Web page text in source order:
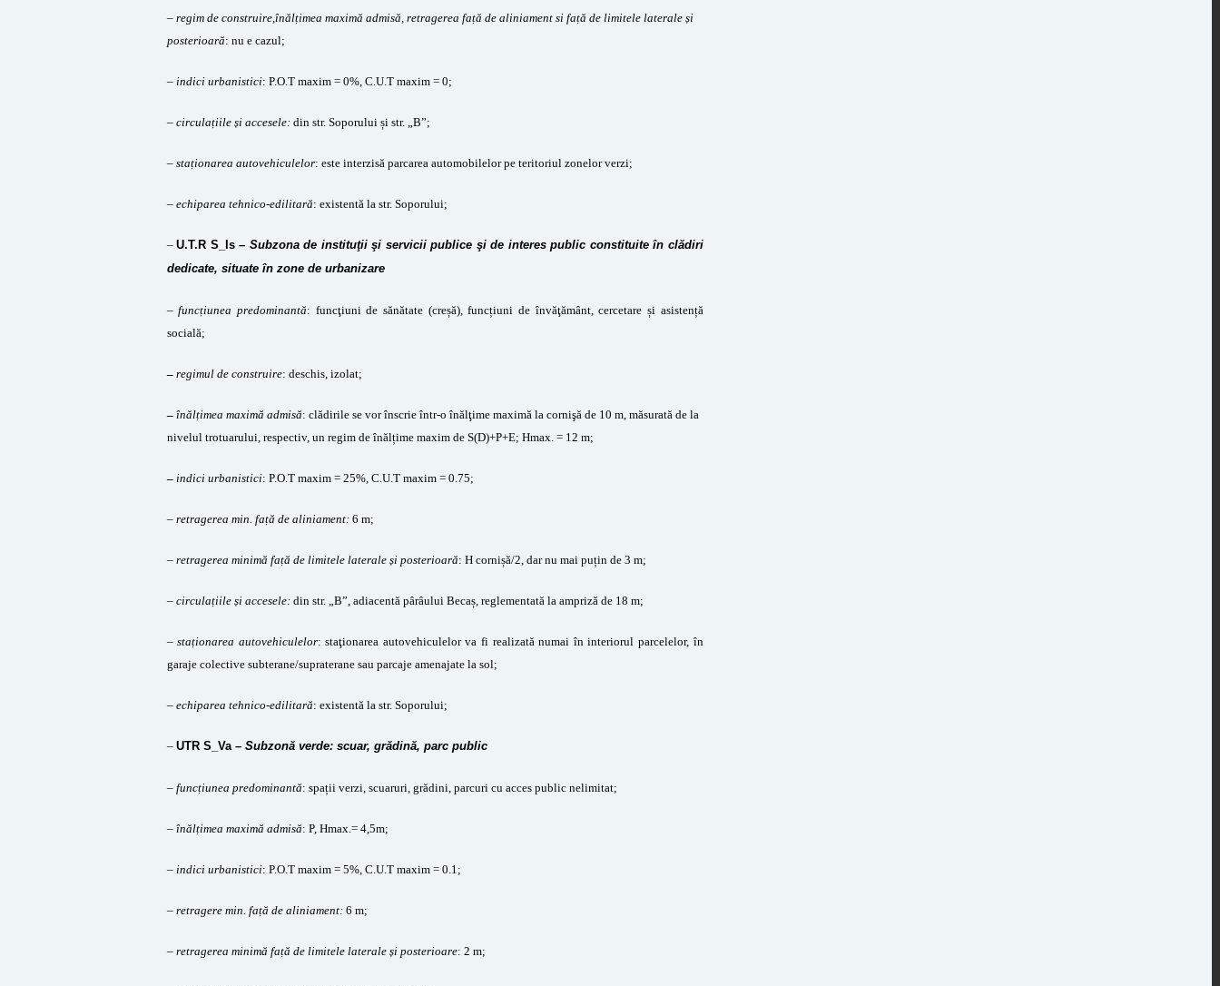
– regim de construire,înălțimea maximă admisă, retragerea față de aliniament si față de limitele laterale și
posterioară: nu e cazul;
– indici urbanistici: P.O.T maxim = 0%, C.U.T maxim = 0;
– circulațiile și accesele: din str. Soporului și str. „B”;
– staționarea autovehiculelor: este interzisă parcarea automobilelor pe teritoriul zonelor verzi;
– echiparea tehnico-edilitară: existentă la str. Soporului;
– U.T.R S_Is – Subzona de instituţii şi servicii publice şi de interes public constituite în clădiri
dedicate, situate în zone de urbanizare
– funcțiunea predominantă: funcţiuni de sănătate (creșă), funcțiuni de învăţământ, cercetare și asistență
socială;
– regimul de construire: deschis, izolat;
– înălțimea maximă admisă: clădirile se vor înscrie într-o înălţime maximă la cornişă de 10 m, măsurată de la
nivelul trotuarului, respectiv, un regim de înălțime maxim de S(D)+P+E; Hmax. = 12 m;
– indici urbanistici: P.O.T maxim = 25%, C.U.T maxim = 0.75;
– retragerea min. față de aliniament: 6 m;
– retragerea minimă față de limitele laterale și posterioară: H cornișă/2, dar nu mai puțin de 3 m;
– circulațiile și accesele: din str. „B”, adiacentă pârâului Becaș, reglementată la ampriză de 18 m;
–staționarea autovehiculelor: staţionarea autovehiculelor va fi realizată numai în interiorul parcelelor, în
garaje colective subterane/supraterane sau parcaje amenajate la sol;
– echiparea tehnico-edilitară: existentă la str. Soporului;
– UTR S_Va– Subzonă verde: scuar, grădină, parc public
– funcțiunea predominantă: spații verzi, scuaruri, grădini, parcuri cu acces public nelimitat;
– înălțimea maximă admisă: P, Hmax.= 4,5m;
– indici urbanistici: P.O.T maxim = 5%, C.U.T maxim = 0.1;
– retragere min. față de aliniament: 6 m;
– retragerea minimă față de limitele laterale și posterioare: 2 m;